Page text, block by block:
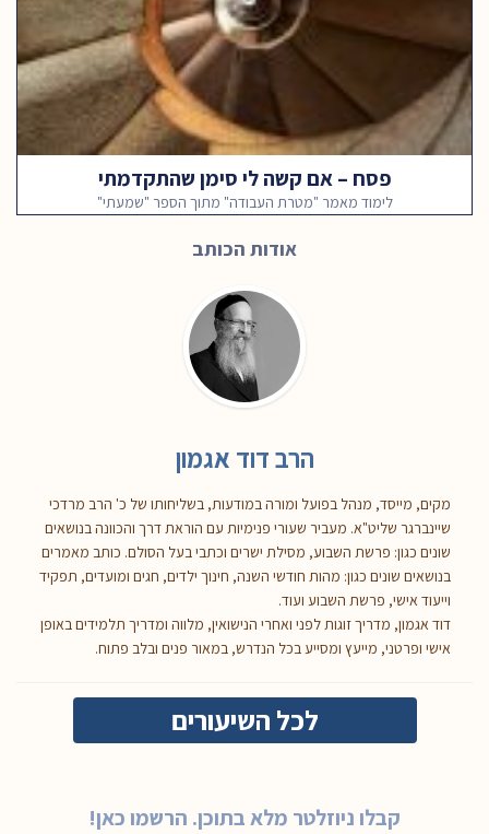
פסח – אם קשה לי סימן שהתקדמתי
לימוד מאמר "מטרת העבודה" מתוך הספר "שמעתי"
אודות הכותב
הרב דוד אגמון
מקים, מייסד, מנהל בפועל ומורה במודעות, בשליחותו של כ' הרב מרדכי
שיינברגר שליט"א. מעביר שעורי פנימיות עם הוראת דרך והכוונה בנושאים
שונים כגון: פרשת השבוע, מסילת ישרים וכתבי בעל הסולם. כותב מאמרים
בנושאים שונים כגון: מהות חודשי השנה, חינוך ילדים, חגים ומועדים, תפקיד
וייעוד אישי, פרשת השבוע ועוד.
דוד אגמון, מדריך זוגות לפני ואחרי הנישואין, מלווה ומדריך תלמידים באופן
אישי ופרטני, מייעץ ומסייע בכל הנדרש, במאור פנים ובלב פתוח.
לכל השיעורים
קבלו ניוזלטר מלא בתוכן. הרשמו כאן!